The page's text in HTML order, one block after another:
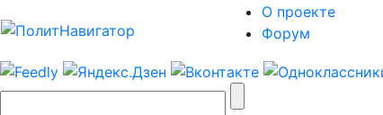
О проекте
Форум